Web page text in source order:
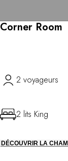
Corner Room
2 voyageurs
2 lits King
DÉCOUVRIR LA